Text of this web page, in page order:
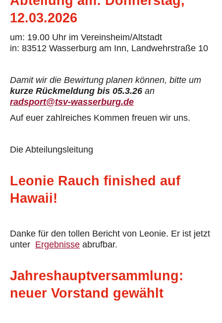
12.03.2026
um: 19.00 Uhr im Vereinsheim/Altstadt
in: 83512 Wasserburg am Inn, Landwehrstraße 10
Damit wir die Bewirtung planen können, bitte um
kurze Rückmeldung bis 05.3.26 an
radsport@tsv-wasserburg.de
Auf euer zahlreiches Kommen freuen wir uns.
Die Abteilungsleitung
Leonie Rauch finished auf
Hawaii!
Danke für den tollen Bericht von Leonie. Er ist jetzt
unter Ergebnisse abrufbar.
Jahreshauptversammlung:
neuer Vorstand gewählt